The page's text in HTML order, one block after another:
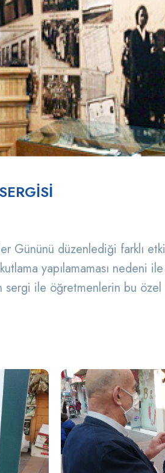
Gününü düzenlediği farklı
yapılamaması nedeni ile
sergi ile öğretmenlerin bu özel